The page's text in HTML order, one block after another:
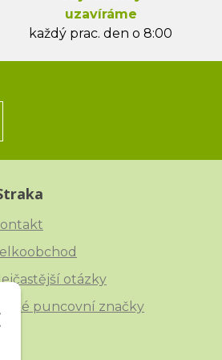
uzavíráme
každý prac. den o 8:00
otázky
puncovní značky